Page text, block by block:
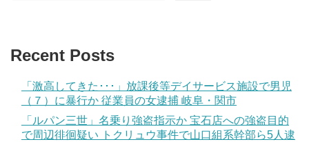
Recent Posts
「激高してきた･･･」放課後等デイサービス施設で男児
（７）に暴行か 従業員の女逮捕 岐阜・関市
「ルパン三世」名乗り強盗指示か 宝石店への強盗目的
で周辺徘徊疑い トクリュウ事件で山口組系幹部ら5人逮